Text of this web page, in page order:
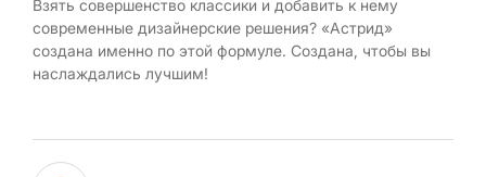
Взять совершенство классики и добавить к нему
современные дизайнерские решения? «Астрид»
создана именно по этой формуле. Создана, чтобы вы
наслаждались лучшим!